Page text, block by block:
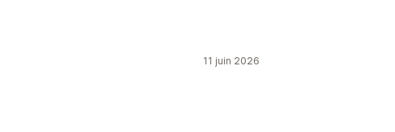
11 juin 2026